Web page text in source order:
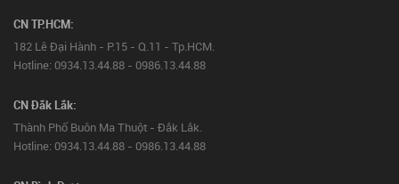
CN TP.HCM:
182 Lê Đại Hành - P.15 - Q.11 - Tp.HCM.
Hotline: 0934.13.44.88 - 0986.13.44.88
CN Đắk Lắk:
Thành Phố Buôn Ma Thuột - Đắk Lắk.
Hotline: 0934.13.44.88 - 0986.13.44.88